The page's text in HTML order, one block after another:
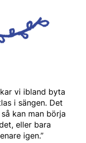
vi ibland byta
i sängen. Det
kan man börja
eller bara
igen.”